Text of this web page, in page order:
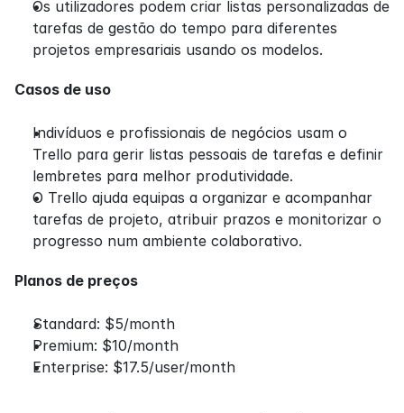
Os utilizadores podem criar listas personalizadas de
tarefas de gestão do tempo para diferentes
projetos empresariais usando os modelos.
Casos de uso
Indivíduos e profissionais de negócios usam o
Trello para gerir listas pessoais de tarefas e definir
lembretes para melhor produtividade.
O Trello ajuda equipas a organizar e acompanhar
tarefas de projeto, atribuir prazos e monitorizar o
progresso num ambiente colaborativo.
Planos de preços
Standard: $5/month
Premium: $10/month
Enterprise: $17.5/user/month